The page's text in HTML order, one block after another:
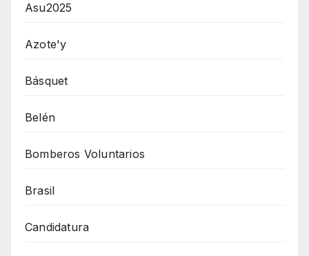
Asu2025
Azote'y
Básquet
Belén
Bomberos Voluntarios
Brasil
Candidatura